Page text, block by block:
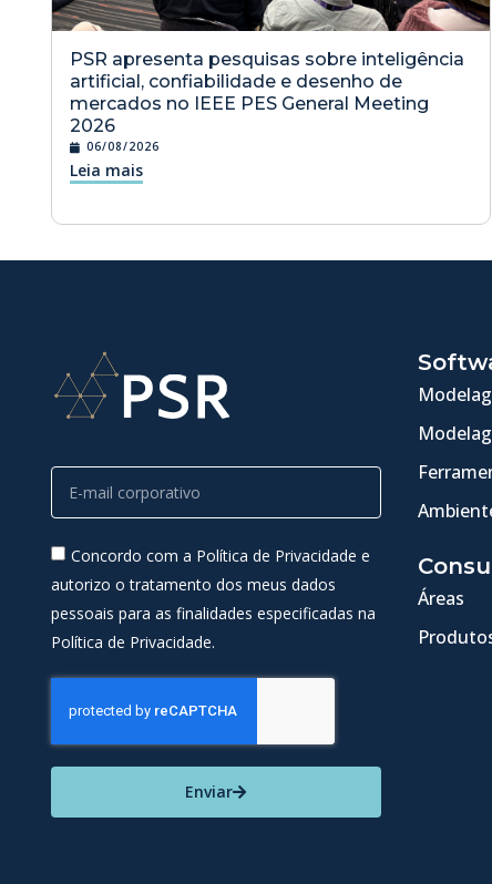
PSR apresenta pesquisas sobre inteligência
artificial, confiabilidade e desenho de
mercados no IEEE PES General Meeting
2026
06/08/2026
Leia mais
Concordo com a Política de Privacidade e
autorizo o tratamento dos meus dados
pessoais para as finalidades especificadas na
Política de Privacidade.
Enviar
Áreas